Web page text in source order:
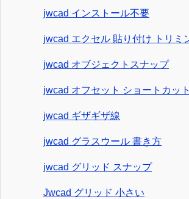
jwcad インストール不要
jwcad エクセル 貼り付け トリミ
jwcad オブジェクトスナップ
jwcad オフセット ショートカット
jwcad ギザギザ線
jwcad グラスウール 書き方
jwcad グリッド スナップ
Jwcad グリッド 小さい